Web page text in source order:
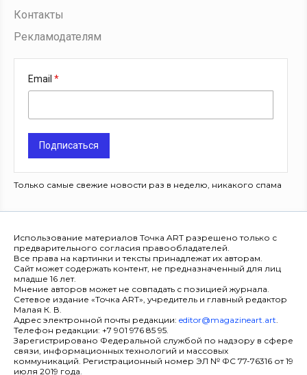
Контакты
Рекламодателям
Email
Подписаться
Только самые свежие новости раз в неделю, никакого спама
Использование материалов Точка ART разрешено только с
предварительного согласия правообладателей.
Все права на картинки и тексты принадлежат их авторам.
Сайт может содержать контент, не предназначенный для лиц
младше 16 лет.
Мнение авторов может не совпадать с позицией журнала.
Сетевое издание «Точка ART», учредитель и главный редактор
Малая К. В.
Адрес электронной почты редакции: editor@magazineart.art.
Телефон редакции: +7 901 976 85 95.
Зарегистрировано Федеральной службой по надзору в сфере
связи, информационных технологий и массовых
коммуникаций. Регистрационный номер ЭЛ № ФС 77-76316 от 19
июля 2019 года.